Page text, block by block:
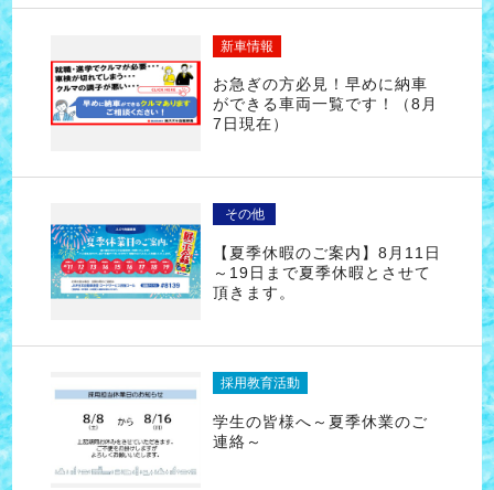
新車情報
お急ぎの方必見！早めに納車
ができる車両一覧です！（8月
7日現在）
その他
【夏季休暇のご案内】8月11日
～19日まで夏季休暇とさせて
頂きます。
採用教育活動
学生の皆様へ～夏季休業のご
連絡～